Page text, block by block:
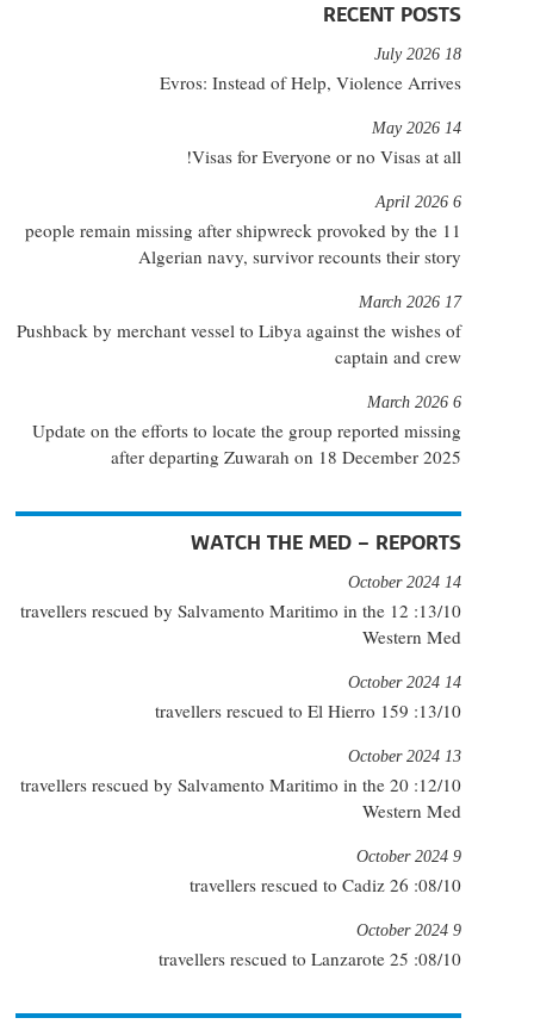
RECENT POSTS
Evros: Instead of Help, Violence Arrives
18 July 2026
Visas for Everyone or no Visas at all!
14 May 2026
11 people remain missing after shipwreck provoked by the
Algerian navy, survivor recounts their story
6 April 2026
Pushback by merchant vessel to Libya against the wishes of
captain and crew
17 March 2026
Update on the efforts to locate the group reported missing
after departing Zuwarah on 18 December 2025
6 March 2026
WATCH THE MED – REPORTS
13/10: 12 travellers rescued by Salvamento Maritimo in the
Western Med
14 October 2024
13/10: 159 travellers rescued to El Hierro
14 October 2024
12/10: 20 travellers rescued by Salvamento Maritimo in the
Western Med
13 October 2024
08/10: 26 travellers rescued to Cadiz
9 October 2024
08/10: 25 travellers rescued to Lanzarote
9 October 2024